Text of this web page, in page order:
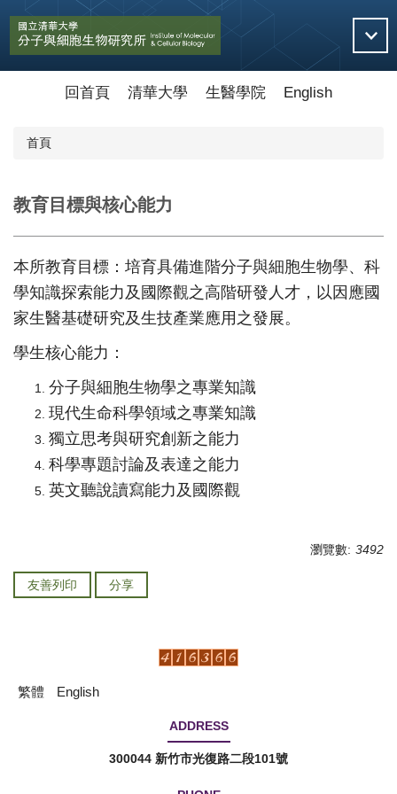
到
主
要
回首頁 清華大學 生醫學院 English
首頁
教育目標與核心能力
本所教育目標：培育具備進階分子與細胞生物學、科
學知識探索能力及國際觀之高階研發人才，以因應國
家生醫基礎研究及生技產業應用之發展。
學生核心能力：
分子與細胞生物學之專業知識
現代生命科學領域之專業知識
獨立思考與研究創新之能力
科學專題討論及表達之能力
英文聽說讀寫能力及國際觀
瀏覽數: 3492
友善列印 分享
繁體 English
ADDRESS
300044 新竹市光復路二段101號